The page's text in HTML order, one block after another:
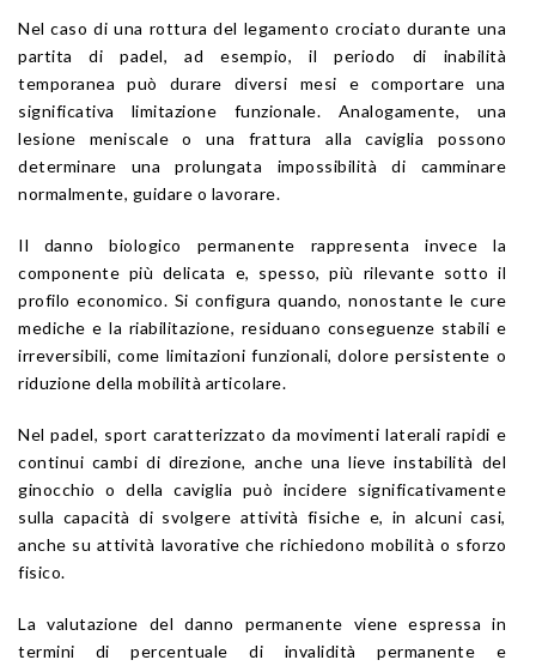
Nel caso di una rottura del legamento crociato durante una
partita di padel, ad esempio, il periodo di inabilità
temporanea può durare diversi mesi e comportare una
significativa limitazione funzionale. Analogamente, una
lesione meniscale o una frattura alla caviglia possono
determinare una prolungata impossibilità di camminare
normalmente, guidare o lavorare.
Il danno biologico permanente rappresenta invece la
componente più delicata e, spesso, più rilevante sotto il
profilo economico. Si configura quando, nonostante le cure
mediche e la riabilitazione, residuano conseguenze stabili e
irreversibili, come limitazioni funzionali, dolore persistente o
riduzione della mobilità articolare.
Nel padel, sport caratterizzato da movimenti laterali rapidi e
continui cambi di direzione, anche una lieve instabilità del
ginocchio o della caviglia può incidere significativamente
sulla capacità di svolgere attività fisiche e, in alcuni casi,
anche su attività lavorative che richiedono mobilità o sforzo
fisico.
La valutazione del danno permanente viene espressa in
termini di percentuale di invalidità permanente e